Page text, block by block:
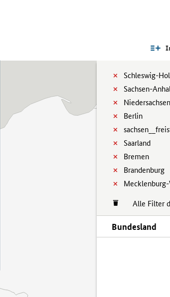
Schleswig-
Sachsen-
Niedersachsen
Berlin
Saarland
Bremen
Brandenburg
Alle Filter
Bundesland